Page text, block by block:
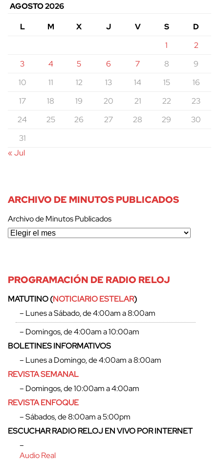
cerrar
AGOSTO 2026
L
M X J V S
D
1
2
3
4 5 6 7 8
9
10
11 12 13 14 15
16
17
18 19 20 21 22
23
24
25 26 27 28 29
30
31
« Jul
ARCHIVO DE MINUTOS PUBLICADOS
Archivo de Minutos Publicados
PROGRAMACIÓN DE RADIO RELOJ
MATUTINO (NOTICIARIO ESTELAR)
– Lunes a Sábado, de 4:00am a 8:00am
– Domingos, de 4:00am a 10:00am
BOLETINES INFORMATIVOS
– Lunes a Domingo, de 4:00am a 8:00am
REVISTA SEMANAL
– Domingos, de 10:00am a 4:00am
REVISTA ENFOQUE
– Sábados, de 8:00am a 5:00pm
ESCUCHAR RADIO RELOJ EN VIVO POR INTERNET
–
Audio Real